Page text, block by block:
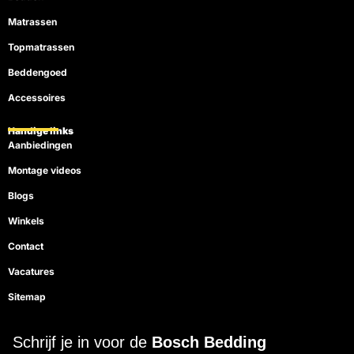
Matrassen
Topmatrassen
Beddengoed
Accessoires
Handige links
Aanbiedingen
Montage videos
Blogs
Winkels
Contact
Vacatures
Sitemap
Schrijf je in voor de Bosch Bedding